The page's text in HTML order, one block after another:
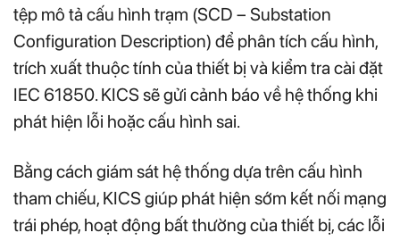
tệp mô tả cấu hình trạm (SCD – Substation
Configuration Description) để phân tích cấu hình,
trích xuất thuộc tính của thiết bị và kiểm tra cài đặt
IEC 61850. KICS sẽ gửi cảnh báo về hệ thống khi
phát hiện lỗi hoặc cấu hình sai.
Bằng cách giám sát hệ thống dựa trên cấu hình
tham chiếu, KICS giúp phát hiện sớm kết nối mạng
trái phép, hoạt động bất thường của thiết bị, các lỗi